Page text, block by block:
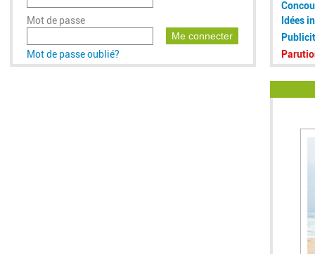
Mot de passe
Me connecter
Mot de passe oublié?
Idées